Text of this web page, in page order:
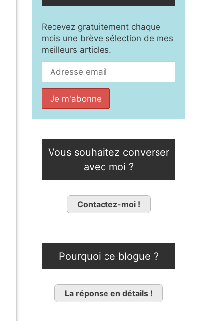
Recevez gratuitement chaque
mois une brève sélection de mes
meilleurs articles.
Vous souhaitez converser
avec moi ?
Contactez-moi !
Pourquoi ce blogue ?
La réponse en détails !